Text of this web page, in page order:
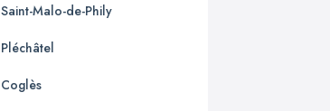
Saint-Malo-de-Phily
Pléchâtel
Coglès